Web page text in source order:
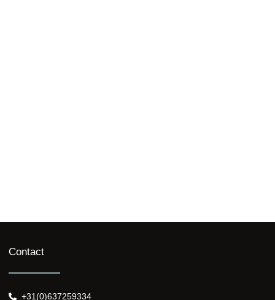
Contact
+31(0)637259334